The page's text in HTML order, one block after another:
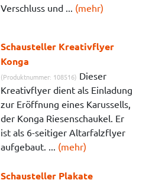
Verschluss und ... (mehr)
Schausteller Kreativflyer
Konga
(Produktnummer: 108516) Dieser
Kreativflyer dient als Einladung
zur Eröffnung eines Karussells,
der Konga Riesenschaukel. Er
ist als 6-seitiger Altarfalzflyer
aufgebaut. ... (mehr)
Schausteller Plakate